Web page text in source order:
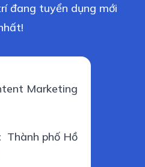
đang tuyển dụng mới
Marketing
Thành phố Hồ